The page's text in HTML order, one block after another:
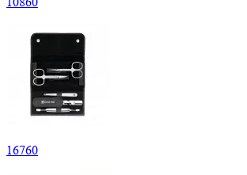
16760